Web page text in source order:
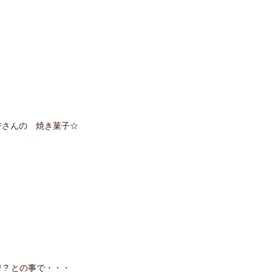
さんの 焼き菓子☆
との事で・・・